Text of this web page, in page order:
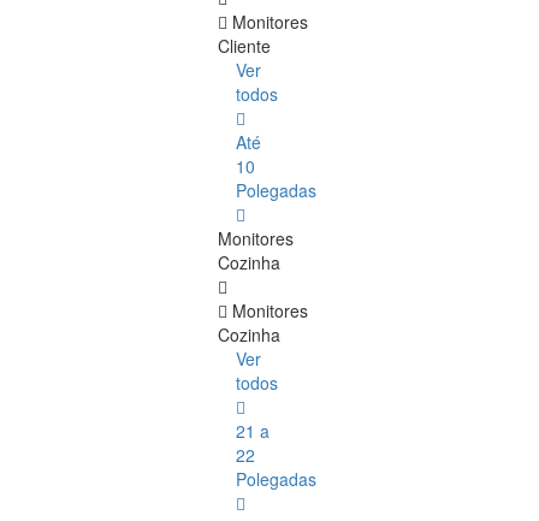
Monitores
Cliente
Ver
todos
Até
10
Polegadas
Monitores
Cozinha
Monitores
Cozinha
Ver
todos
21 a
22
Polegadas